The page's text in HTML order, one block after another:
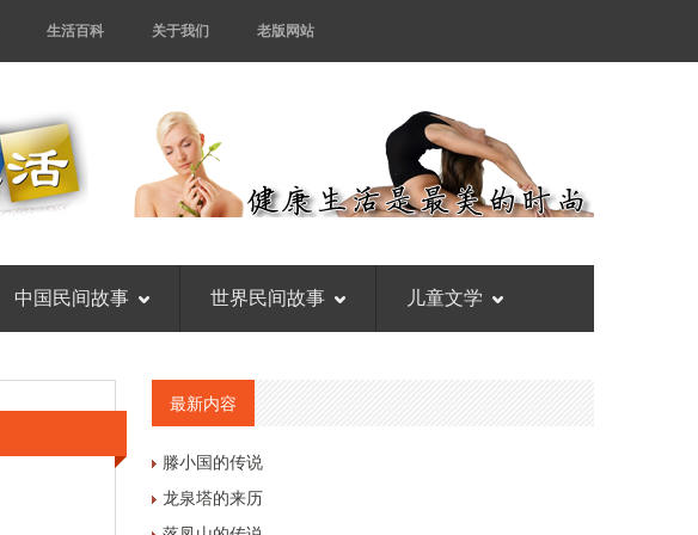
生活百科 关于我们 老版网站
中国民间故事 世界民间故事 儿童文学
最新内容
滕小国的传说
龙泉塔的来历